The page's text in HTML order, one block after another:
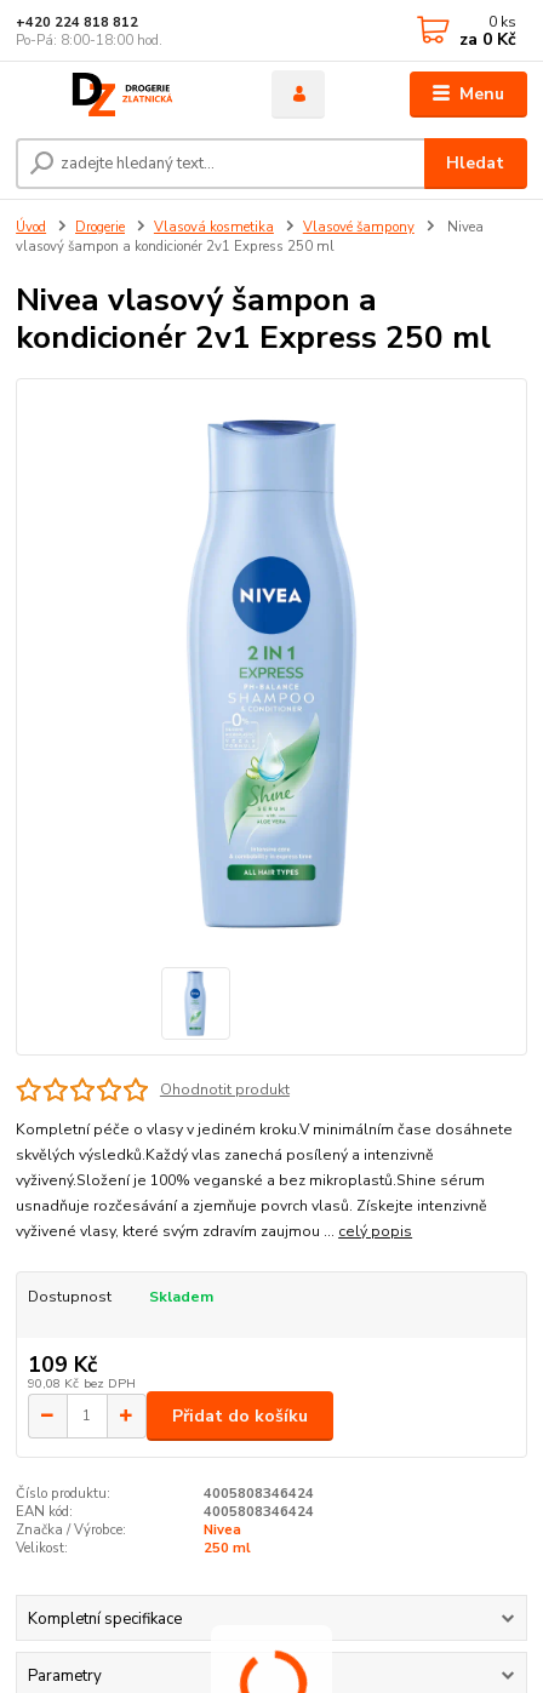
Menu
Hledat
+420 224 818 812
Po-Pá: 8:00-18:00 hod.
0 ks
za 0 Kč
Úvod Drogerie Vlasová kosmetika Vlasové šampony
Nivea
vlasový šampon a kondicionér 2v1 Express 250 ml
Nivea vlasový šampon a
kondicionér 2v1 Express 250 ml
Ohodnotit produkt
Kompletní péče o vlasy v jediném kroku.V minimálním čase dosáhnete
skvělých výsledků.Každý vlas zanechá posílený a intenzivně
vyživený.Složení je 100% veganské a bez mikroplastů.Shine sérum
usnadňuje rozčesávání a zjemňuje povrch vlasů. Získejte intenzivně
vyživené vlasy, které svým zdravím zaujmou ... celý popis
Dostupnost Skladem
109 Kč
90,08 Kč bez DPH
Přidat do košíku
Číslo produktu:
4005808346424
EAN kód:
4005808346424
Značka / Výrobce:
Nivea
Velikost:
250 ml
Kompletní specifikace
Parametry